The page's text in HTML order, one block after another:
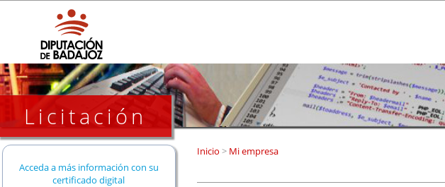
Licitación
Acceda a más información con su
certificado digital
Inicio >Mi empresa